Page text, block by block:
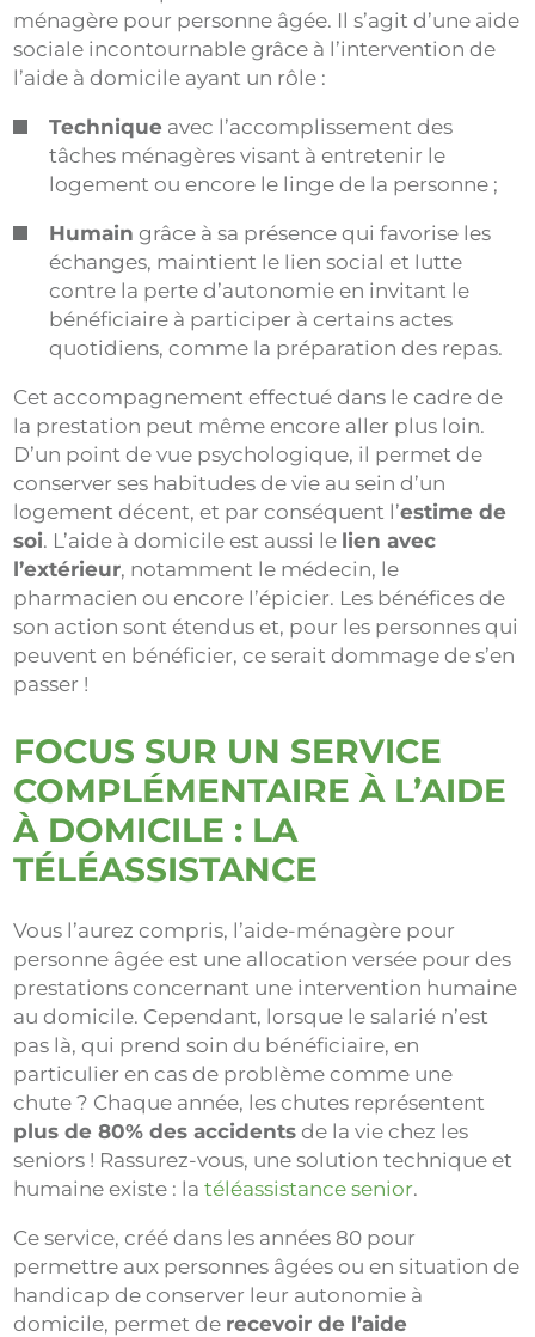
ménagère pour personne âgée. Il s’agit d’une aide
sociale incontournable grâce à l’intervention de
l’aide à domicile ayant un rôle :
Technique avec l’accomplissement des
tâches ménagères visant à entretenir le
logement ou encore le linge de la personne ;
Humain grâce à sa présence qui favorise les
échanges, maintient le lien social et lutte
contre la perte d’autonomie en invitant le
bénéficiaire à participer à certains actes
quotidiens, comme la préparation des repas.
Cet accompagnement effectué dans le cadre de
la prestation peut même encore aller plus loin.
D’un point de vue psychologique, il permet de
conserver ses habitudes de vie au sein d’un
logement décent, et par conséquent l’estime de
soi. L’aide à domicile est aussi le lien avec
l’extérieur, notamment le médecin, le
pharmacien ou encore l’épicier. Les bénéfices de
son action sont étendus et, pour les personnes qui
peuvent en bénéficier, ce serait dommage de s’en
passer !
FOCUS SUR UN SERVICE
COMPLÉMENTAIRE À L’AIDE
À DOMICILE : LA
TÉLÉASSISTANCE
Vous l’aurez compris, l’aide-ménagère pour
personne âgée est une allocation versée pour des
prestations concernant une intervention humaine
au domicile. Cependant, lorsque le salarié n’est
pas là, qui prend soin du bénéficiaire, en
particulier en cas de problème comme une
chute ? Chaque année, les chutes représentent
plus de 80% des accidents de la vie chez les
seniors ! Rassurez-vous, une solution technique et
humaine existe : latéléassistance senior.
Ce service, créé dans les années 80 pour
permettre aux personnes âgées ou en situation de
handicap de conserver leur autonomie à
domicile, permet de recevoir de l’aide